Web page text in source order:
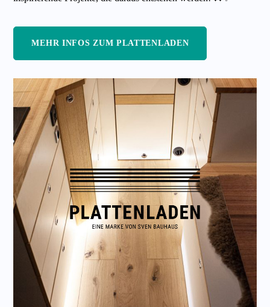
MEHR INFOS ZUM PLATTENLADEN